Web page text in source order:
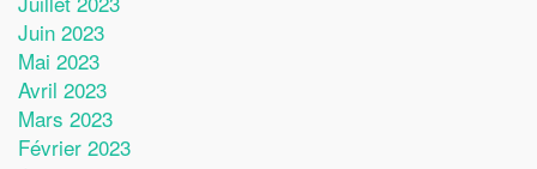
Juin 2023
Mai 2023
Avril 2023
Mars 2023
Février 2023